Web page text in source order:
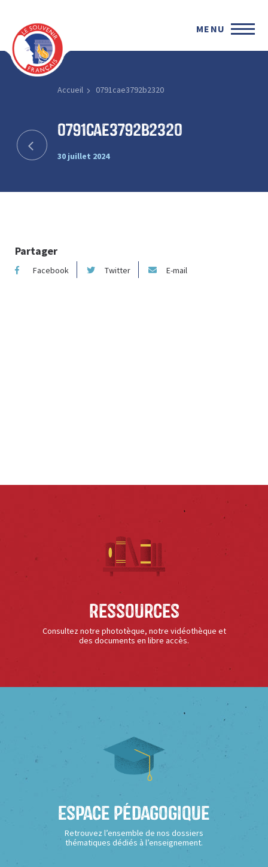
MENU
Accueil 0791cae3792b2320
0791cae3792b2320
30 juillet 2024
Partager
Facebook Twitter E-mail
Ressources
Consultez notre phototèque, notre vidéothèque et
des documents en libre accès.
Espace Pédagogique
Retrouvez l’ensemble de nos dossiers
thématiques dédiés à l’enseignement.